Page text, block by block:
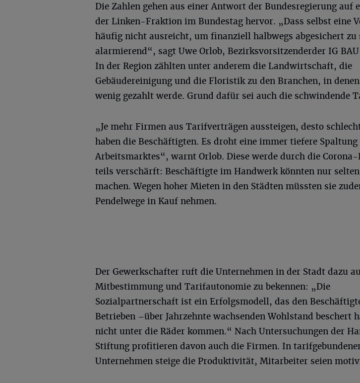
Die Zahlen gehen aus einer Antwort der Bundesregierung auf
der Linken-Fraktion im Bundestag hervor. „Dass selbst eine
häufig nicht ausreicht, um finanziell halbwegs abgesichert zu
alarmierend“, sagt Uwe Orlob, Bezirksvorsitzenderder IG
In der Region zählten unter anderem die Landwirtschaft, die
Gebäudereinigung und die Floristik zu den Branchen, in
wenig gezahlt werde. Grund dafür sei auch die schwindende
„Je mehr Firmen aus Tarifverträgen aussteigen, desto
haben die Beschäftigten. Es droht eine immer tiefere Spaltung
Arbeitsmarktes“, warnt Orlob. Diese werde durch die Corona-
teils verschärft: Beschäftigte im Handwerk könnten nur
machen. Wegen hoher Mieten in den Städten müssten sie
Pendelwege in Kauf nehmen.
Der Gewerkschafter ruft die Unternehmen in der Stadt dazu
Mitbestimmung und Tarifautonomie zu bekennen: „Die
Sozialpartnerschaft ist ein Erfolgsmodell, das den
Betrieben –über Jahrzehnte wachsenden Wohlstand beschert
nicht unter die Räder kommen.“ Nach Untersuchungen der
Stiftung profitieren davon auch die Firmen. In
Unternehmen steige die Produktivität, Mitarbeiter seien